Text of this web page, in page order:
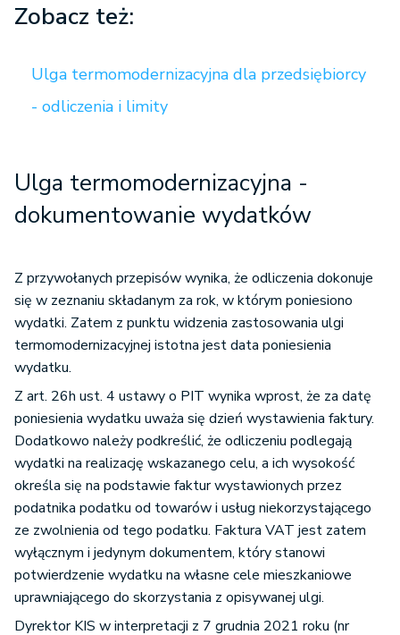
Zobacz też:
Ulga termomodernizacyjna dla przedsiębiorcy
- odliczenia i limity
Ulga termomodernizacyjna -
dokumentowanie wydatków
Z przywołanych przepisów wynika, że odliczenia dokonuje
się w zeznaniu składanym za rok, w którym poniesiono
wydatki. Zatem z punktu widzenia zastosowania ulgi
termomodernizacyjnej istotna jest data poniesienia
wydatku.
Z art. 26h ust. 4 ustawy o PIT wynika wprost, że za datę
poniesienia wydatku uważa się dzień wystawienia faktury.
Dodatkowo należy podkreślić, że odliczeniu podlegają
wydatki na realizację wskazanego celu, a ich wysokość
określa się na podstawie faktur wystawionych przez
podatnika podatku od towarów i usług niekorzystającego
ze zwolnienia od tego podatku. Faktura VAT jest zatem
wyłącznym i jedynym dokumentem, który stanowi
potwierdzenie wydatku na własne cele mieszkaniowe
uprawniającego do skorzystania z opisywanej ulgi.
Dyrektor KIS w interpretacji z 7 grudnia 2021 roku (nr